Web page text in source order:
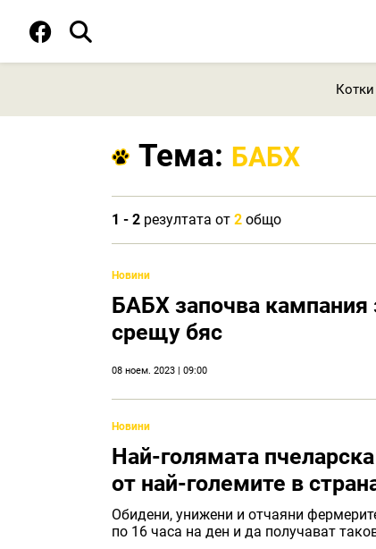
Котки
Тема: БАБХ
1 - 2 резултата от 2 общо
Новини
БАБХ започва кампания
срещу бяс
08 ноем. 2023 | 09:00
Новини
Най-голямата
от най-големите в
Обидени, унижени и отчаяни
по 16 часа на ден и да получават